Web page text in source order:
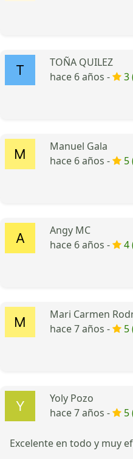
TOÑA QUILEZ
hace 6 años -
3
Manuel Gala
hace 6 años -
5
Angy MC
hace 6 años -
4
Mari Carmen
hace 7 años -
5
Yoly Pozo
hace 7 años -
5
Excelente en todo y muy